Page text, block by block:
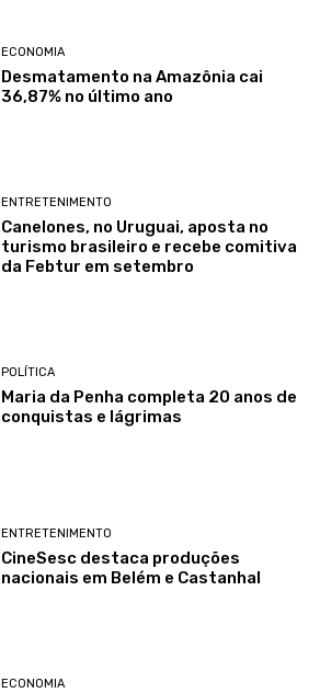
ECONOMIA
Desmatamento na Amazônia cai
36,87% no último ano
ENTRETENIMENTO
Canelones, no Uruguai, aposta no
turismo brasileiro e recebe comitiva
da Febtur em setembro
POLÍTICA
Maria da Penha completa 20 anos de
conquistas e lágrimas
ENTRETENIMENTO
CineSesc destaca produções
nacionais em Belém e Castanhal
ECONOMIA